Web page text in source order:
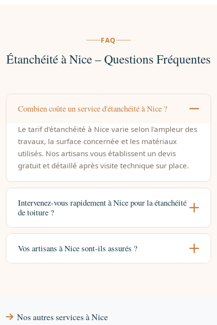
FAQ
Étanchéité à Nice – Questions Fréquentes
Combien coûte un service d'étanchéité à Nice ?
Le tarif d'étanchéité à Nice varie selon l'ampleur des
travaux, la surface concernée et les matériaux
utilisés. Nos artisans vous établissent un devis
gratuit et détaillé après visite technique sur place.
Intervenez-vous rapidement à Nice pour la étanchéité
de toiture ?
Vos artisans à Nice sont-ils assurés ?
Nos autres services à Nice